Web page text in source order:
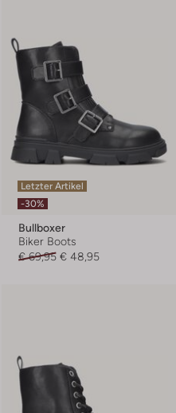
Letzter Artikel
-30%
Bullboxer
Biker Boots
€ 69,95 € 48,95